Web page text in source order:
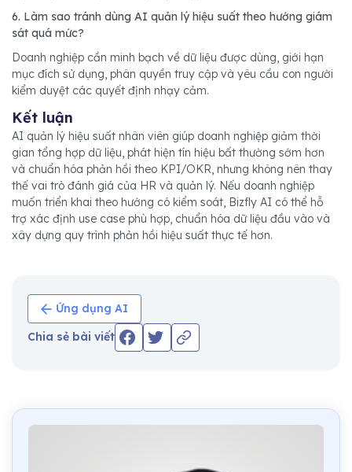
6. Làm sao tránh dùng AI quản lý hiệu suất theo hướng giám
sát quá mức?
Doanh nghiệp cần minh bạch về dữ liệu được dùng, giới hạn
mục đích sử dụng, phân quyền truy cập và yêu cầu con người
kiểm duyệt các quyết định nhạy cảm.
Kết luận
AI quản lý hiệu suất nhân viên giúp doanh nghiệp giảm thời
gian tổng hợp dữ liệu, phát hiện tín hiệu bất thường sớm hơn
và chuẩn hóa phản hồi theo KPI/OKR, nhưng không nên thay
thế vai trò đánh giá của HR và quản lý. Nếu doanh nghiệp
muốn triển khai theo hướng có kiểm soát, Bizfly AI có thể hỗ
trợ xác định use case phù hợp, chuẩn hóa dữ liệu đầu vào và
xây dựng quy trình phản hồi hiệu suất thực tế hơn.
Ứng dụng AI
Chia sẻ bài viết